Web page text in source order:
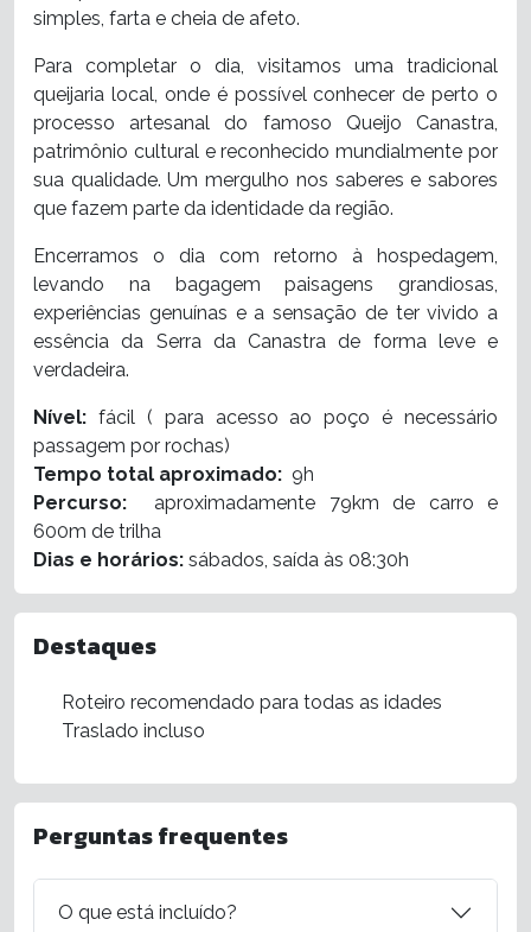
simples, farta e cheia de afeto.
Para completar o dia, visitamos uma tradicional
queijaria local, onde é possível conhecer de perto o
processo artesanal do famoso Queijo Canastra,
patrimônio cultural e reconhecido mundialmente por
sua qualidade. Um mergulho nos saberes e sabores
que fazem parte da identidade da região.
Encerramos o dia com retorno à hospedagem,
levando na bagagem paisagens grandiosas,
experiências genuínas e a sensação de ter vivido a
essência da Serra da Canastra de forma leve e
verdadeira.
Nível: fácil ( para acesso ao poço é necessário
passagem por rochas)
Tempo total aproximado: 9h
Percurso:
aproximadamente 79km de carro e
600m de trilha
Dias e horários: sábados, saída às 08:30h
Destaques
Roteiro recomendado para todas as idades
Traslado incluso
Perguntas frequentes
O que está incluído?